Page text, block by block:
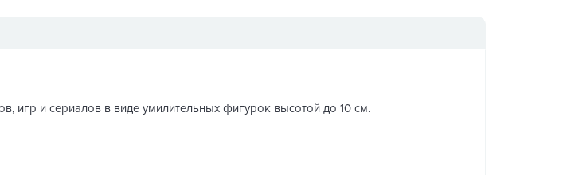
игр и сериалов в виде умилительных фигурок высотой до 10 см.